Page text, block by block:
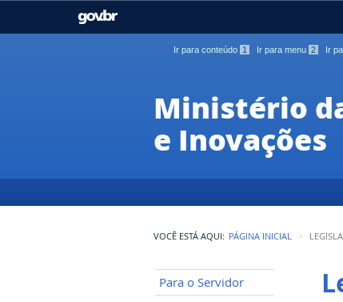
GOVBR
Casa Civil
Ministério do Meio Ambiente Ministério do Turismo
Institucional
Ir para conteúdo 1 Ir para menu 2 Ir
Ministério
e Inovações
VOCÊ ESTÁ AQUI: PÁGINA INICIAL
Para o Servidor